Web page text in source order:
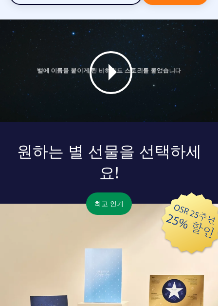
원하는 별 선물을 선택하세
요!
최고 인기